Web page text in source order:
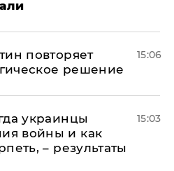
повторяет
решение
15:06
украинцы
войны и как
– результаты
15:03